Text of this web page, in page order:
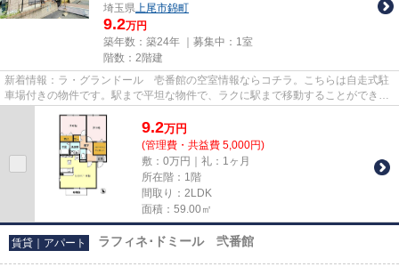
埼玉県上尾市錦町
9.2万円
築年数：築24年 ｜募集中： 1室
階数：2階建
新着情報：ラ・グランドール 壱番館の空室情報ならコチラ。こちらは自走式駐
車場付きの物件です。駅まで平坦な物件で、ラクに駅まで移動することができま
9.2万円
(管理費・共益費 5,000円)
敷：0万円｜礼：1ヶ月
所在階：1階
間取り：2LDK
面積：59.00㎡
賃貸｜アパート ラフィネ･ドミール 弐番館